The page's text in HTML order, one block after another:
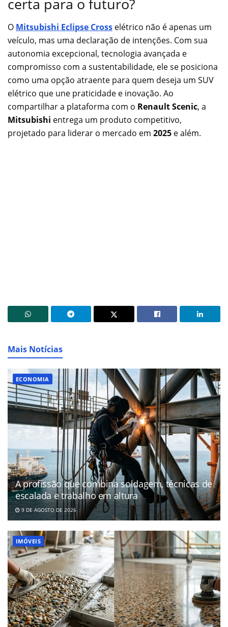
certa para o futuro?
O Mitsubishi Eclipse Cross elétrico não é apenas um
veículo, mas uma declaração de intenções. Com sua
autonomia excepcional, tecnologia avançada e
compromisso com a sustentabilidade, ele se posiciona
como uma opção atraente para quem deseja um SUV
elétrico que une praticidade e inovação. Ao
compartilhar a plataforma com o Renault Scenic, a
Mitsubishi entrega um produto competitivo,
projetado para liderar o mercado em 2025 e além.
Mais Notícias
ECONOMIA
A profissão que combina soldagem, técnicas de
escalada e trabalho em altura
9 DE AGOSTO DE 2026
IMÓVEIS